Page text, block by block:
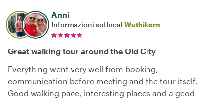
Anni
Informazioni sul local Wuthikorn
Great walking tour around the Old City
Everything went very well from booking,
communication before meeting and the tour itself.
Good walking pace, interesting places and a good